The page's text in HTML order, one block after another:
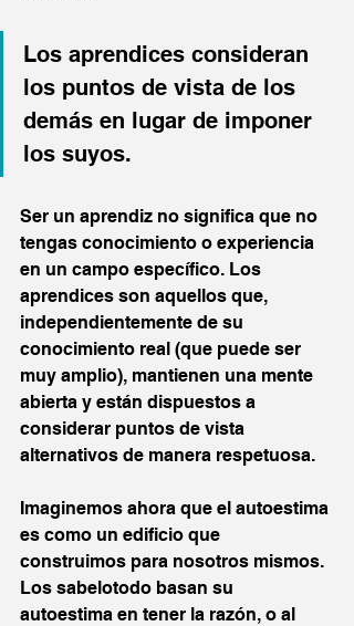
Los aprendices consideran
los puntos de vista de los
demás en lugar de imponer
los suyos.
Ser un aprendiz no significa que no
tengas conocimiento o experiencia
en un campo específico. Los
aprendices son aquellos que,
independientemente de su
conocimiento real (que puede ser
muy amplio), mantienen una mente
abierta y están dispuestos a
considerar puntos de vista
alternativos de manera respetuosa.
Imaginemos ahora que el autoestima
es como un edificio que
construimos para nosotros mismos.
Los sabelotodo basan su
autoestima en tener la razón, o al